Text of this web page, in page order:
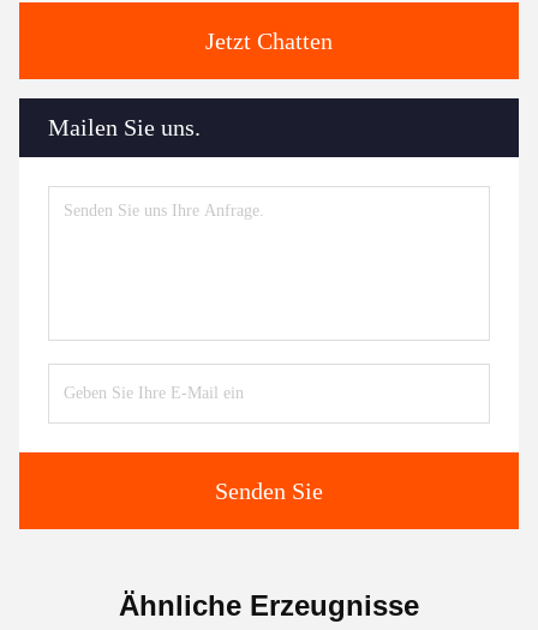
Jetzt Chatten
Mailen Sie uns.
Senden Sie
Ähnliche Erzeugnisse